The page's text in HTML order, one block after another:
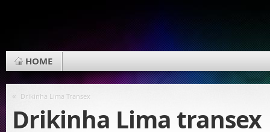
HOME
« Drikinha Lima Transex
Drikinha Lima transex